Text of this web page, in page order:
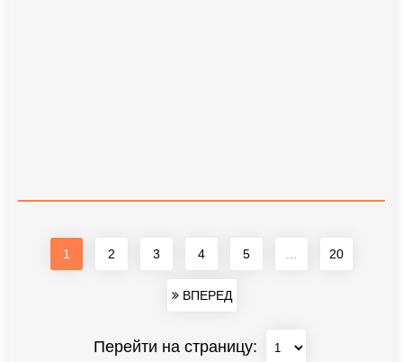
1 2 3 4 5 ... 20
ВПЕРЕД
Перейти на страницу: